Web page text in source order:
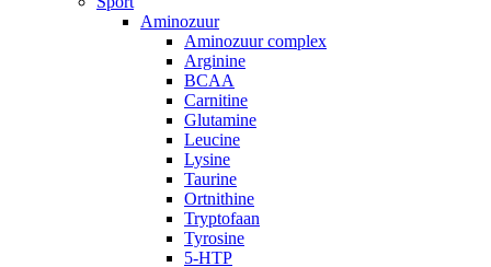
Aminozuur
Aminozuur complex
Arginine
BCAA
Carnitine
Glutamine
Leucine
Lysine
Taurine
Ortnithine
Tryptofaan
Tyrosine
5-HTP